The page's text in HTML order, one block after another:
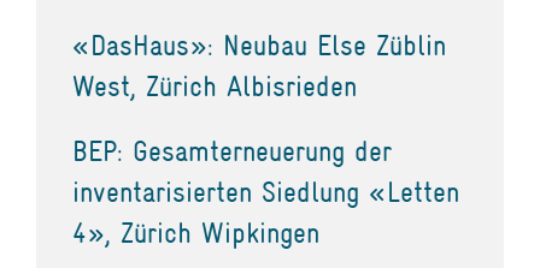
«DasHaus»: Neubau Else Züblin
West, Zürich Albisrieden
BEP: Gesamterneuerung der
inventarisierten Siedlung «Letten
4», Zürich Wipkingen